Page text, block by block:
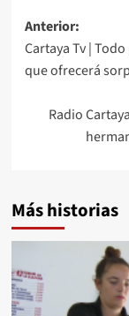
Anterior:
Cartaya Tv |
que ofrecerá
Radio
Más historias